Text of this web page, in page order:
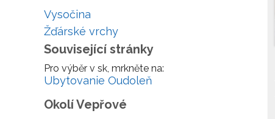
Vysočina
Žďárské vrchy
Související stránky
Pro výběr v sk, mrkněte na:
Ubytovanie Oudoleň
Okolí Vepřové